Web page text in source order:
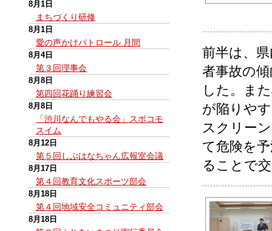
8月1日
まちづくり研修
8月1日
愛の声かけパトロール 月間
8月4日
第３回理事会
8月8日
第四回花踊り練習会
8月8日
「渋川なんでもやる会」スポコモ
スイム
8月12日
第５回しぶはなちゃん広報室会議
8月17日
第４回教育文化スポーツ部会
8月18日
第４回地域安全コミュニティ部会
8月18日
前半は、
者事故の
した。ま
が陥りや
スクリー
て危険を
ることで